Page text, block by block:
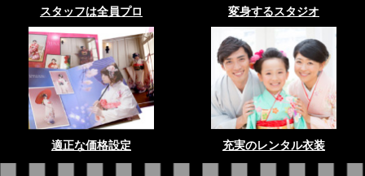
スタッフは全員プロ 変身するスタジオ
適正な価格設定 充実のレンタル衣装